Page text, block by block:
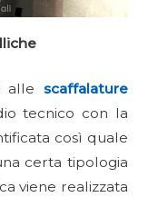
alle scaffalature
tecnico con la
così quale
certa tipologia
viene realizzata